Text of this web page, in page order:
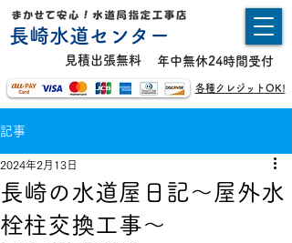
長崎水道センター
​見積出張無料 年中無休24時間受付
各種クレジットOK!
記事
長崎の水道屋日記〜屋外水
栓柱交換工事〜
2024年2月13日